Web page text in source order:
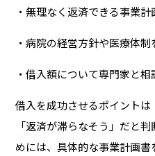
・無理なく返済できる事業
・病院の経営方針や医療体
・借入額について専門家と相
借入を成功させるポイントは
「返済が滞らなそう」だと
めには、具体的な事業計画書